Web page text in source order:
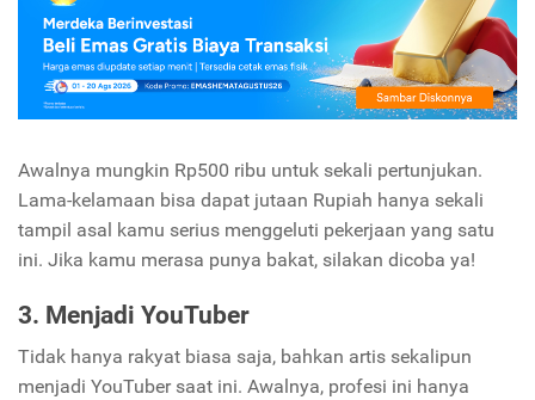
Awalnya mungkin Rp500 ribu untuk sekali pertunjukan.
Lama-kelamaan bisa dapat jutaan Rupiah hanya sekali
tampil asal kamu serius menggeluti pekerjaan yang satu
ini. Jika kamu merasa punya bakat, silakan dicoba ya!
3. Menjadi YouTuber
Tidak hanya rakyat biasa saja, bahkan artis sekalipun
menjadi YouTubersaat ini. Awalnya, profesi ini hanya